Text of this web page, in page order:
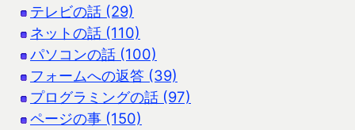
テレビの話 (29)
ネットの話 (110)
パソコンの話 (100)
フォームへの返答 (39)
プログラミングの話 (97)
ページの事 (150)